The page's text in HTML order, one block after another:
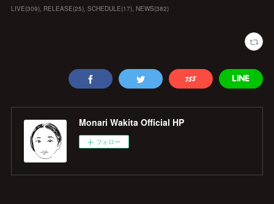
LIVE(309) RELEASE(25) SCHEDULE(17) NEWS(382)
Monari Wakita Official HP
フォロー